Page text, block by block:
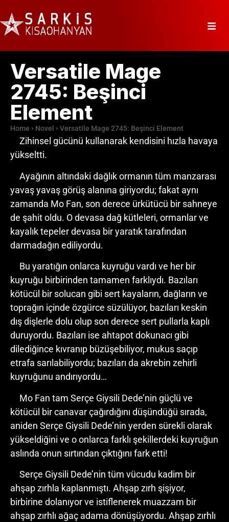
Versatile Mage
2745: Beşinci
Element
Home Novel Versatile Mage 2745: Beşinci Element
Zihinsel gücünü kullanarak kendisini hızla havaya
yükseltti.
Ayağının altındaki dağlık ormanın tüm manzarası
yavaş yavaş görüş alanına giriyordu; fakat aynı
zamanda Mo Fan, son derece ürkütücü bir sahneye
de şahit oldu. O devasa dağ kütleleri, ormanlar ve
kayalık tepeler devasa bir yaratık tarafından
darmadağın ediliyordu.
Bu yaratığın onlarca kuyruğu vardı ve her bir
kuyruğu birbirinden tamamen farklıydı. Bazıları
kötücül bir solucan gibi sert kayaların, dağların ve
toprağın içinde özgürce süzülüyor, bazıları keskin
dış dişlerle dolu olup son derece sert pullarla kaplı
duruyordu. Bazıları ise ahtapot dokunacı gibi
dilediğince kıvranıp büzüşebiliyor, mukus saçıp
etrafa sarılabiliyordu; bazıları da akrebin zehirli
kuyruğunu andırıyordu…
Mo Fan tam Serçe Giysili Dede’nin güçlü ve
kötücül bir canavar çağırdığını düşündüğü sırada,
aniden Serçe Giysili Dede’nin yerden sürekli olarak
yükseldiğini ve o onlarca farklı şekillerdeki kuyruğun
aslında onun sırtından çıktığını fark etti!
Serçe Giysili Dede’nin tüm vücudu kadim bir
ahşap zırhla kaplanmıştı. Ahşap zırh şişiyor,
birbirine dolanıyor ve istiflenerek muazzam bir
ahşap zırhlı ağaç adama dönüşüyordu. Ahşap zırhlı